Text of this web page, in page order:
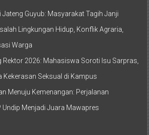
Jateng Guyub: Masyarakat Tagih Janji
Lingkungan Hidup, Konflik Agraria,
Warga
Rektor 2026: Mahasiswa Soroti Isu Sarpras,
Kekerasan Seksual di Kampus
Menuju Kemenangan: Perjalanan
Undip Menjadi Juara Mawapres